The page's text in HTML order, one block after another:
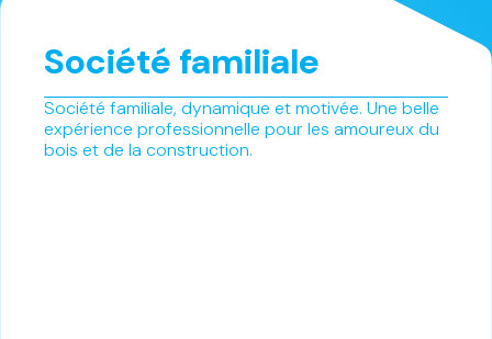
Société familiale
Société familiale, dynamique et motivée. Une belle
expérience professionnelle pour les amoureux du
bois et de la construction.